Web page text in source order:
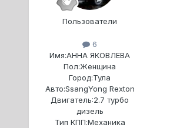
Пользователи
6
Имя:АННА ЯКОВЛЕВА
Пол:Женщина
Город:Тула
Авто:SsangYong Rexton
Двигатель:2.7 турбо
дизель
Тип КПП:Механика